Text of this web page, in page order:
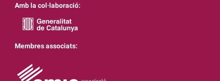
Amb la col·laboració:
Membres associats: